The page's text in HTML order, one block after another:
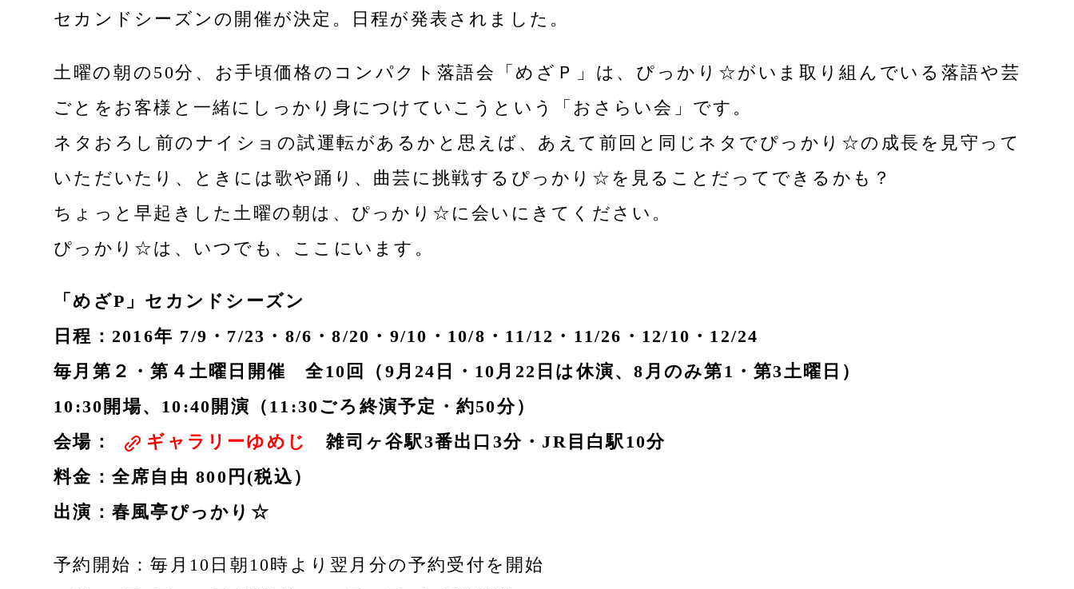
セカンドシーズンの開催が決定。日程が発表されました。
土曜の朝の50分、お手頃価格のコンパクト落語会「めざＰ」は、ぴっかり☆がいま取り組んでいる落語や芸
ごとをお客様と一緒にしっかり身につけていこうという「おさらい会」です。
ネタおろし前のナイショの試運転があるかと思えば、あえて前回と同じネタでぴっかり☆の成長を見守って
いただいたり、ときには歌や踊り、曲芸に挑戦するぴっかり☆を見ることだってできるかも？
ちょっと早起きした土曜の朝は、ぴっかり☆に会いにきてください。
ぴっかり☆は、いつでも、ここにいます。
「めざP」セカンドシーズン
日程：2016年 7/9・7/23・8/6・8/20・9/10・10/8・11/12・11/26・12/10・12/24
毎月第２・第４土曜日開催 全10回
（9月24日・10月22日は休演、8月のみ第1・第3土曜日）
10:30開場、10:40開演（11:30ごろ終演予定・約50分）
会場：
ギャラリーゆめじ
雑司ヶ谷駅3番出口3分・JR目白駅10分
料金：全席自由 800円(税込）
出演：春風亭ぴっかり☆
予約開始：毎月10日朝10時より翌月分の予約受付を開始